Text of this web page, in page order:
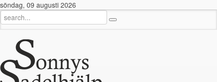
söndag, 09 augusti 2026